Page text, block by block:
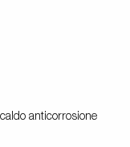
anticorrosione